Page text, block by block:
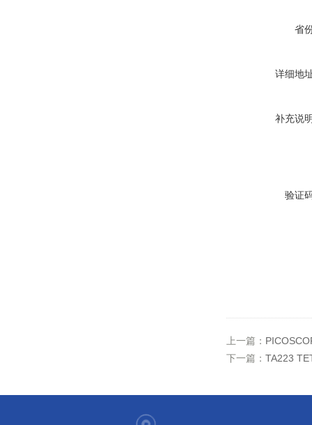
省
详细地
补充说
验证
上一篇：
下一篇： TA223